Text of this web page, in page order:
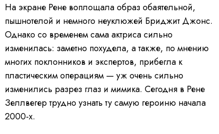
На экране Рене воплощала образ обаятельной,
пышнотелой и немного неуклюжей Бриджит Джонс.
Однако со временем сама актриса сильно
изменилась: заметно похудела, а также, по мнению
многих поклонников и экспертов, прибегла к
пластическим операциям — уж очень сильно
изменились разрез глаз и мимика. Сегодня в Рене
Зеллвегер трудно узнать ту самую героиню начала
2000-х.